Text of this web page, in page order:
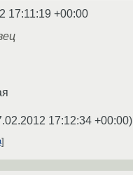
17:11:19 +00:00
17:12:34 +00:00)